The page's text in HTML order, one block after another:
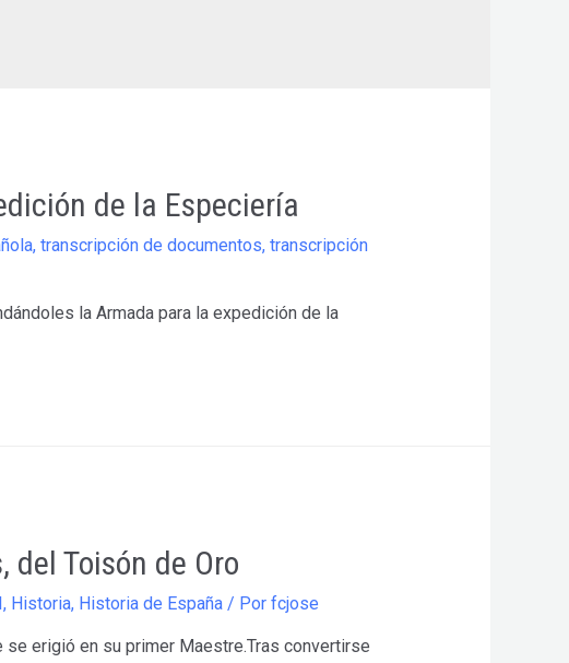
de la Especiería
, transcripción de documentos, transcripción
la Armada para la expedición de la
del Toisón de Oro
, Historia, Historia de España/ Por fcjose
se erigió en su primer Maestre.Tras convertirse